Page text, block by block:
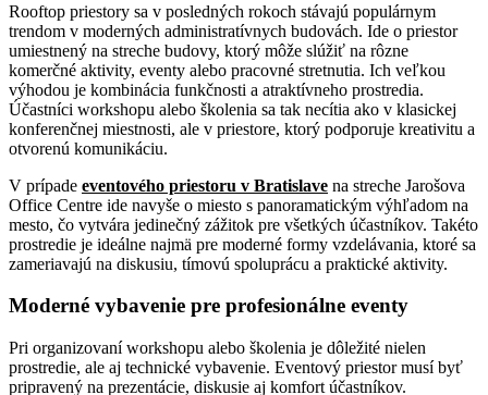
Rooftop priestory sa v posledných rokoch stávajú populárnym
trendom v moderných administratívnych budovách. Ide o priestor
umiestnený na streche budovy, ktorý môže slúžiť na rôzne
komerčné aktivity, eventy alebo pracovné stretnutia. Ich veľkou
výhodou je kombinácia funkčnosti a atraktívneho prostredia.
Účastníci workshopu alebo školenia sa tak necítia ako v klasickej
konferenčnej miestnosti, ale v priestore, ktorý podporuje kreativitu a
otvorenú komunikáciu.
V prípade eventového priestoru v Bratislave na streche Jarošova
Office Centre ide navyše o miesto s panoramatickým výhľadom na
mesto, čo vytvára jedinečný zážitok pre všetkých účastníkov. Takéto
prostredie je ideálne najmä pre moderné formy vzdelávania, ktoré sa
zameriavajú na diskusiu, tímovú spoluprácu a praktické aktivity.
Moderné vybavenie pre profesionálne eventy
Pri organizovaní workshopu alebo školenia je dôležité nielen
prostredie, ale aj technické vybavenie. Eventový priestor musí byť
pripravený na prezentácie, diskusie aj komfort účastníkov.